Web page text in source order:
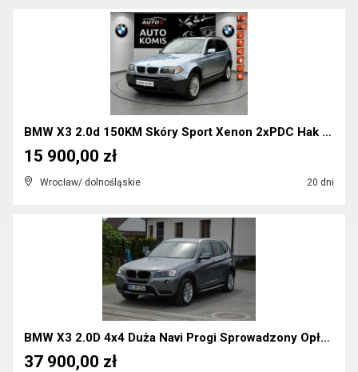
BMW X3 2.0d 150KM Skóry Sport Xenon 2xPDC Hak Zare...
Wrocław/ dolnośląskie 20 dni
15 900,00 zł
BMW X3 2.0D 4x4 Duża Navi Progi Sprowadzony Opłaco...
37 900,00 zł